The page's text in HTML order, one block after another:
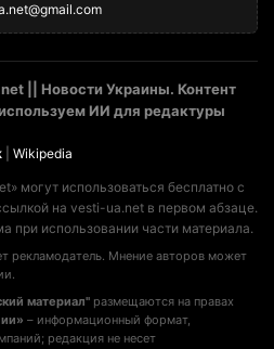
|| Новости Украины. Контент
ИИ для редактуры
Wikipedia
могут использоваться бесплатно с
на vesti-ua.net в первом абзаце.
при использовании части материала.
рекламодатель. Мнение авторов может
материал" размещаются на правах
– информационный формат,
редакция не несет